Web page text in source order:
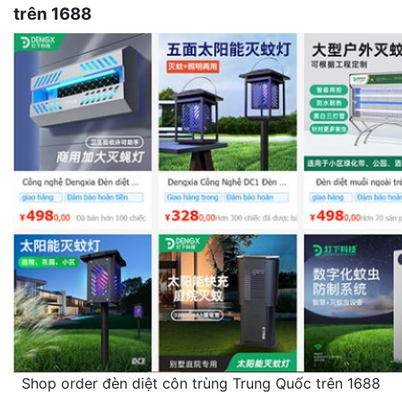
trên 1688
Shop order đèn diệt côn trùng Trung Quốc trên 1688